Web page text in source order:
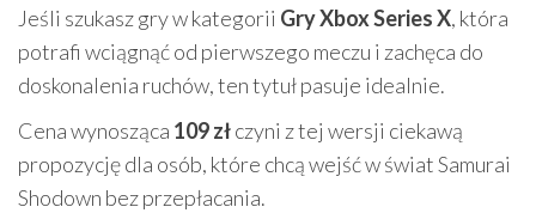
Jeśli szukasz gry w kategorii Gry Xbox Series X, która
potrafi wciągnąć od pierwszego meczu i zachęca do
doskonalenia ruchów, ten tytuł pasuje idealnie.
Cena wynosząca 109 złczyni z tej wersji ciekawą
propozycję dla osób, które chcą wejść w świat Samurai
Shodown bez przepłacania.